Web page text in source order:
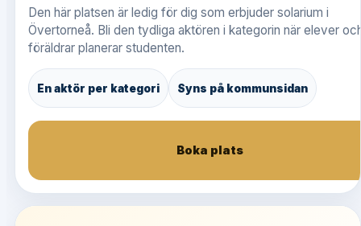
Den här platsen är ledig för dig som erbjuder solarium i
Övertorneå. Bli den tydliga aktören i kategorin när elever
föräldrar planerar studenten.
En aktör per kategori Syns på kommunsidan
Boka plats